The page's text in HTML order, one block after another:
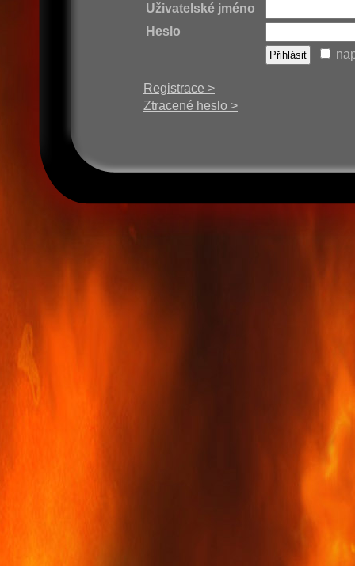
Uživatelské jméno
Heslo
Registrace >
Ztracené heslo >